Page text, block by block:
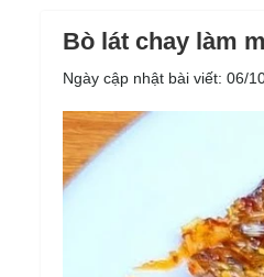
Bò lát chay làm
Ngày cập nhật bài viết: 06/